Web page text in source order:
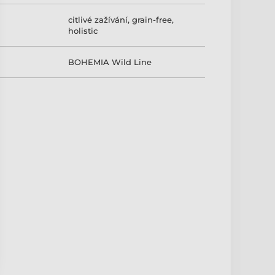
citlivé zažívání,grain-free,
holistic
BOHEMIA Wild Line